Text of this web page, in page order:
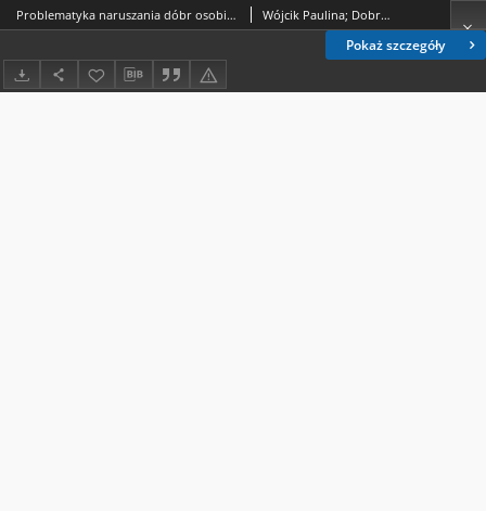
Pokaż szczegóły
Problematyka naruszania dóbr osobistych małoletniego przez udostępnianie jego wizerunku w internecie Wójcik Paulina; Dobrowolska Martyna